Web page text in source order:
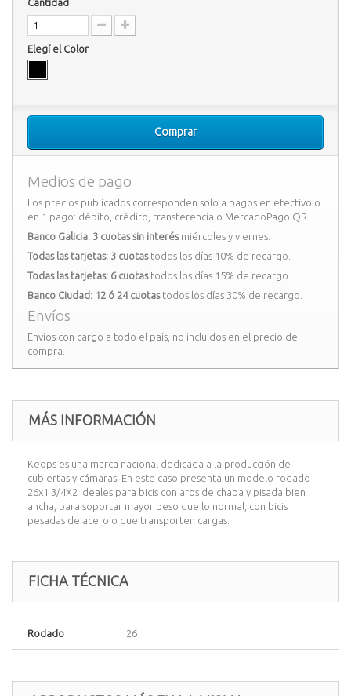
Cantidad
Elegí el Color
Comprar
Medios de pago
Los precios publicados corresponden solo a pagos en efectivo o
en 1 pago: débito, crédito, transferencia o MercadoPago QR.
Banco Galicia: 3 cuotas sin interésmiércoles y viernes.
Todas las tarjetas: 3 cuotastodos los días 10% de recargo.
Todas las tarjetas: 6 cuotastodos los días 15% de recargo.
Banco Ciudad: 12 ó 24 cuotastodos los días 30% de recargo.
Envíos
Envíos con cargo a todo el país, no incluidos en el precio de
compra.
MÁS INFORMACIÓN
Keops es una marca nacional dedicada a la producción de
cubiertas y cámaras. En este caso presenta un modelo rodado
26x1 3/4X2 ideales para bicis con aros de chapa y pisada bien
ancha, para soportar mayor peso que lo normal, con bicis
pesadas de acero o que transporten cargas.
FICHA TÉCNICA
Rodado 26